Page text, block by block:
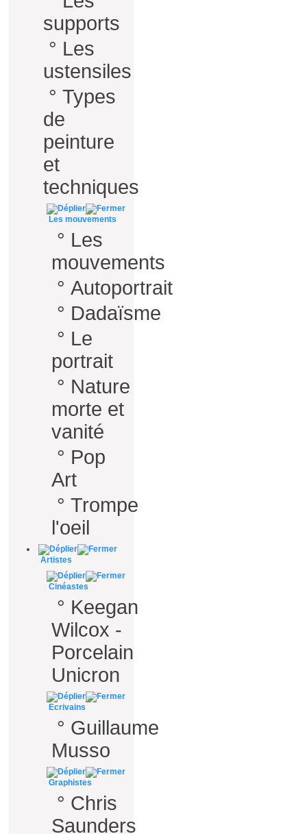
supports
° Les
ustensiles
° Types
de
peinture
et
techniques
Les mouvements
° Les
mouvements
° Autoportrait
° Dadaïsme
° Le
portrait
° Nature
morte et
vanité
° Pop
Art
° Trompe
l'oeil
Artistes
Cinéastes
° Keegan
Wilcox -
Porcelain
Unicron
Ecrivains
° Guillaume
Musso
Graphistes
° Chris
Saunders